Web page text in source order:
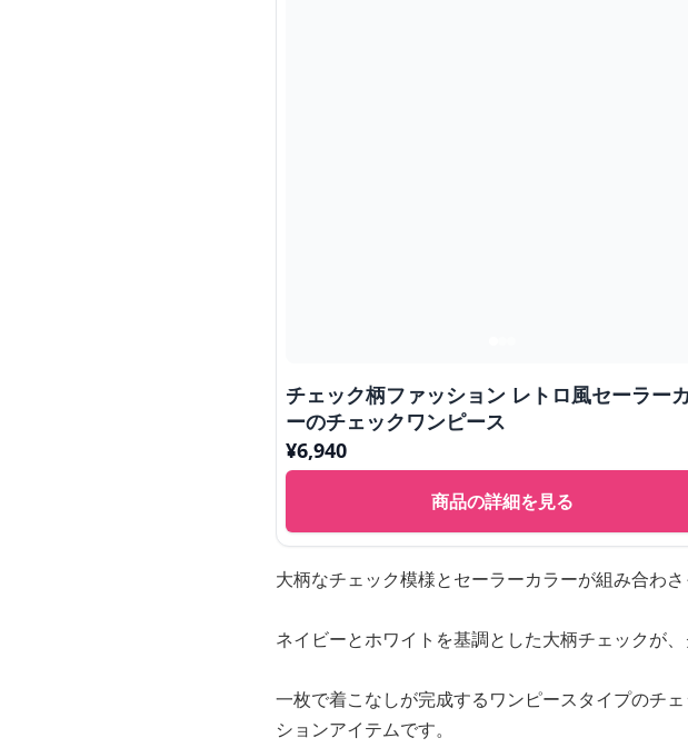
チェック柄ファッション レトロ風セーラー
ーのチェックワンピース
¥6,940
商品の詳細を見る
大柄なチェック模様とセーラーカラーが組み合わ
ネイビーとホワイトを基調とした大柄チェックが
一枚で着こなしが完成するワンピースタイプのチ
ションアイテムです。